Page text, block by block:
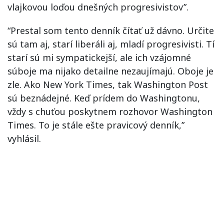
vlajkovou loďou dnešných progresivistov”.
“Prestal som tento denník čítať už dávno. Určite
sú tam aj, starí liberáli aj, mladí progresivisti. Tí
starí sú mi sympatickejší, ale ich vzájomné
súboje ma nijako detailne nezaujímajú. Oboje je
zle. Ako New York Times, tak Washington Post
sú beznádejné. Keď prídem do Washingtonu,
vždy s chuťou poskytnem rozhovor Washington
Times. To je stále ešte pravicový denník,”
vyhlásil.